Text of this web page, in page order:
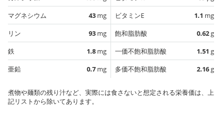
マグネシウム
43 mg
リン
93 mg
鉄
1.8 mg
亜鉛
0.7 mg
ビタミンE
1.1 mg
飽和脂肪酸
0.62g
一価不飽和脂肪酸
1.51 g
多価不飽和脂肪酸
2.16g
煮物や麺類の残り汁など、実際には食さないと想定される栄養価は、上
記リストから除いてあります。